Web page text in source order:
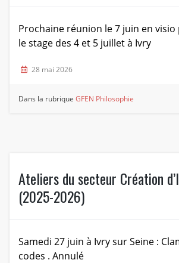
Prochaine réunion le 7 juin en
le stage des 4 et 5 juillet à Ivry
28 mai 2026
Dans la rubriqueGFEN Philosophie
Ateliers du secteur Création
(2025-2026)
Samedi 27 juin à Ivry sur Seine :
codes . Annulé